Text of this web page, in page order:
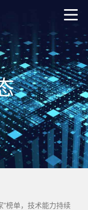
”榜单，技术能力持续